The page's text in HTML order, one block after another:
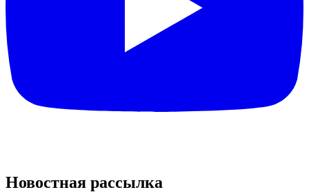
Новостная рассылка